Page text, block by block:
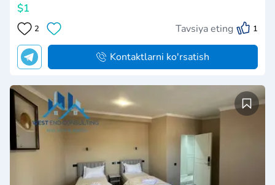
$1
2 Tavsiya eting 1
Kontaktlarni ko'rsatish